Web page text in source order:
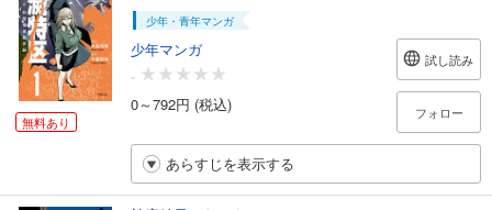
無料あり
少年・青年マンガ
少年マンガ
-
0～792円 (税込)
試し読み
フォロー
あらすじを表示する